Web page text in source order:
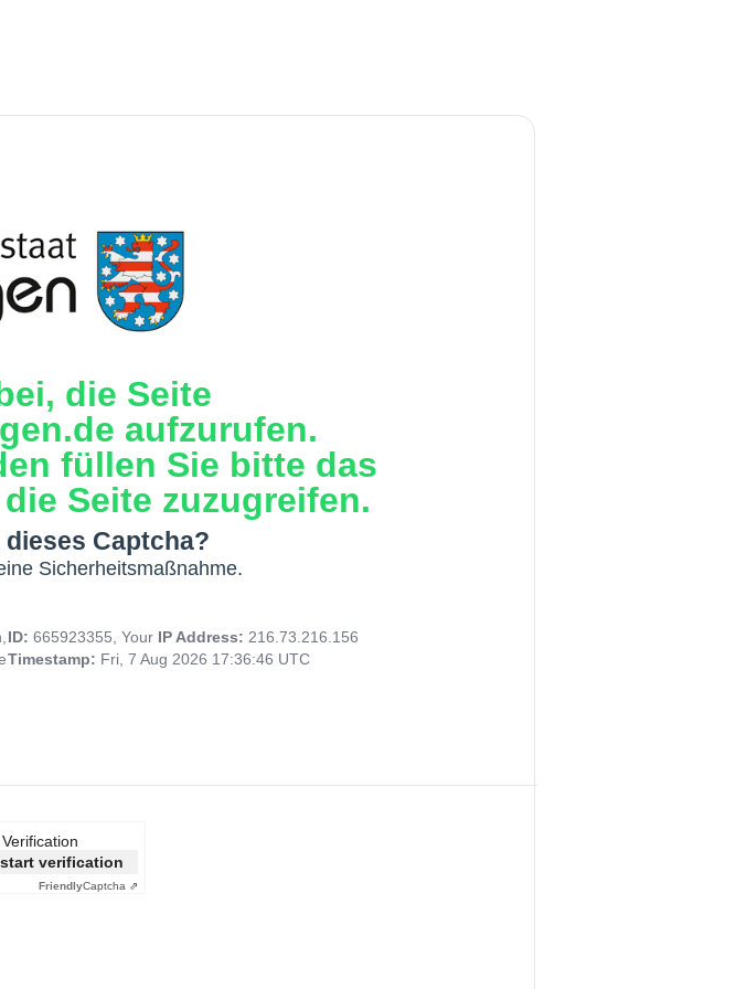
die Seite
aufzurufen.
füllen Sie bitte das
Seite zuzugreifen.
Captcha?
Sicherheitsmaßnahme.
ID: 665923355, Your IP Address: 216.73.216.156
Timestamp: Fri, 7 Aug 2026 17:36:46 UTC
verification
FriendlyCaptcha ⇗